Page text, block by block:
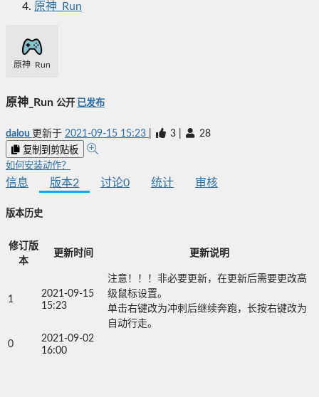
原神_Run
原神_Run
原神_Run 公开 已发布
dalou 更新于 2021-09-15 15:23 3 28
复制到剪贴板
如何安装动作？
信息 版本2 讨论0 统计 审核
版本历史
修订版
本
更新时间 更新说明
1
2021-09-15
15:23
注意！！！非必要更新，在更新后需要更改高
级鼠标设置。
单击右键改为冲刺后继续奔跑，长按右键改为
自动行走。
0
2021-09-02
16:00